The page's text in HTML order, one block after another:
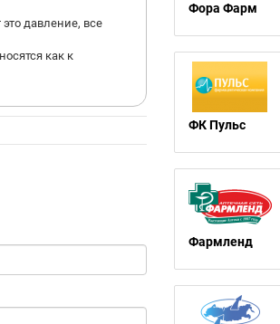
давление, все
как к
Фора Фарм
ФК Пульс
Фармленд